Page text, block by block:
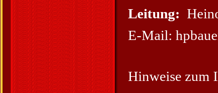
Leitung:
E-Mail:
Hinweise zum